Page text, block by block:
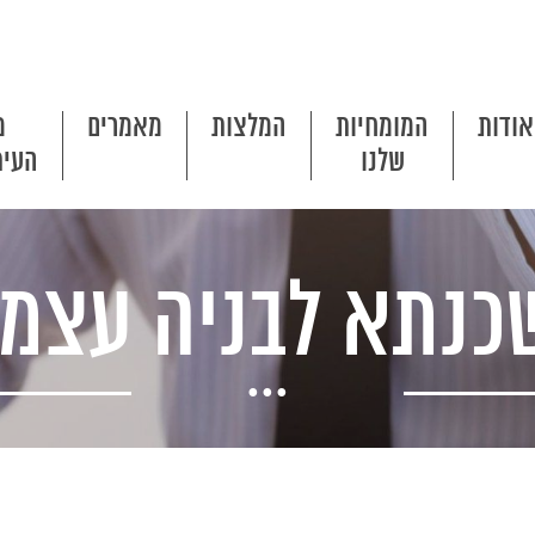
אודות
המומחיות
שלנו
המלצות מאמרים
לבניה
...